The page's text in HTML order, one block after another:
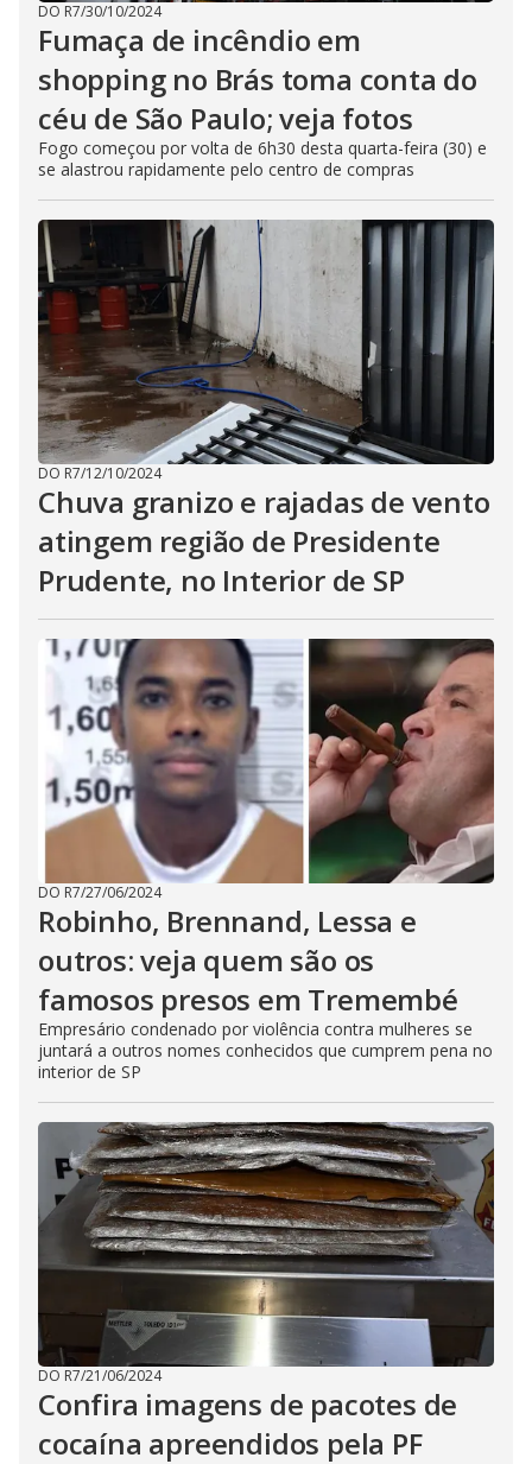
DO R7/30/10/2024
Fumaça de incêndio em
shopping no Brás toma conta do
céu de São Paulo; veja fotos
Fogo começou por volta de 6h30 desta quarta-feira (30) e
se alastrou rapidamente pelo centro de compras
DO R7/12/10/2024
Chuva granizo e rajadas de vento
atingem região de Presidente
Prudente, no Interior de SP
DO R7/27/06/2024
Robinho, Brennand, Lessa e
outros: veja quem são os
famosos presos em Tremembé
Empresário condenado por violência contra mulheres se
juntará a outros nomes conhecidos que cumprem pena no
interior de SP
DO R7/21/06/2024
Confira imagens de pacotes de
cocaína apreendidos pela PF